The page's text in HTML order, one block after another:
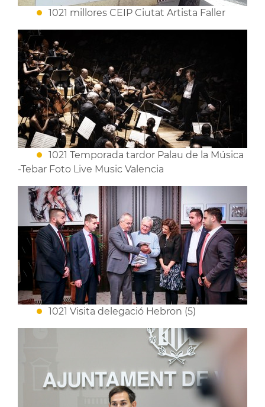
1021 millores CEIP Ciutat Artista Faller
1021 Temporada tardor Palau de la Música
-Tebar Foto Live Music Valencia
1021 Visita delegació Hebron (5)